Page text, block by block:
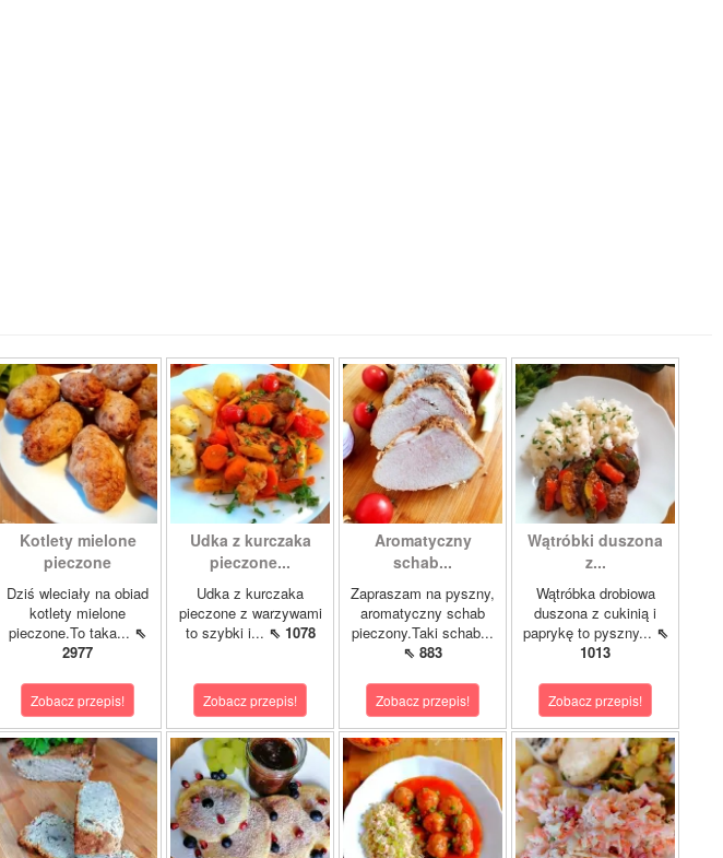
Kotlety mielone
pieczone
Dziś wleciały na obiad
kotlety mielone
pieczone.To taka... ⇖
2977
Zobacz przepis!
Udka z kurczaka
pieczone...
Udka z kurczaka
pieczone z warzywami
to szybki i... ⇖ 1078
Zobacz przepis!
Aromatyczny
schab...
Zapraszam na pyszny,
aromatyczny schab
pieczony.Taki schab...
⇖ 883
Zobacz przepis!
Wątróbki duszona
z...
Wątróbka drobiowa
duszona z cukinią i
paprykę to pyszny... ⇖
1013
Zobacz przepis!